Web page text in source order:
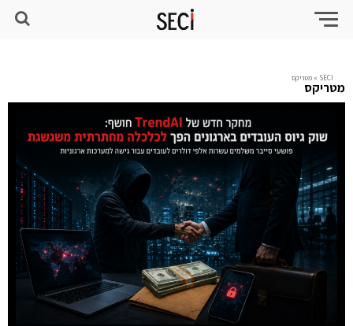
SECI
» מטריקס
מטריקס